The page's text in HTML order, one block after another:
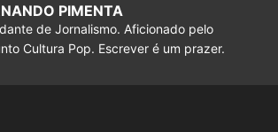
PIMENTA
de Jornalismo. Aficionado pelo
Cultura Pop. Escrever é um prazer.